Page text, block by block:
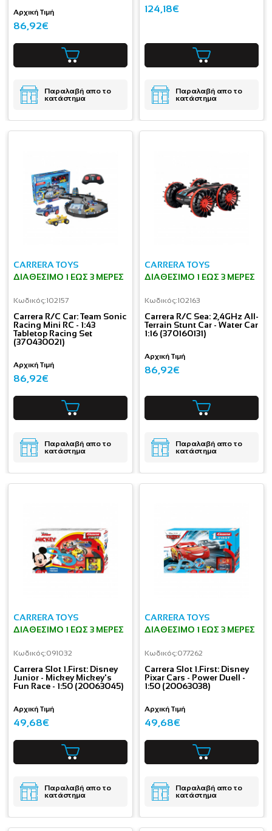
Αρχική Τιμή
86,92€
Παραλαβή απο το
κατάστημα
124,18€
Παραλαβή απο το
κατάστημα
CARRERA TOYS
ΔΙΑΘΈΣΙΜΟ 1 ΕΩΣ 3 ΜΈΡΕΣ
Κωδικός:102157
Carrera R/C Car: Team Sonic
Racing Mini RC - 1:43
Tabletop Racing Set
(370430021)
Αρχική Τιμή
86,92€
Παραλαβή απο το
κατάστημα
CARRERA TOYS
ΔΙΑΘΈΣΙΜΟ 1 ΕΩΣ 3 ΜΈΡΕΣ
Κωδικός:102163
Carrera R/C Sea: 2,4GHz All-
Terrain Stunt Car - Water Car
1:16 (370160131)
Αρχική Τιμή
86,92€
Παραλαβή απο το
κατάστημα
CARRERA TOYS
ΔΙΑΘΈΣΙΜΟ 1 ΕΩΣ 3 ΜΈΡΕΣ
Κωδικός:091032
Carrera Slot 1.First: Disney
Junior - Mickey Mickey's
Fun Race - 1:50 (20063045)
Αρχική Τιμή
49,68€
Παραλαβή απο το
κατάστημα
CARRERA TOYS
ΔΙΑΘΈΣΙΜΟ 1 ΕΩΣ 3 ΜΈΡΕΣ
Κωδικός:077262
Carrera Slot 1.First: Disney
Pixar Cars - Power Duell -
1:50 (20063038)
Αρχική Τιμή
49,68€
Παραλαβή απο το
κατάστημα